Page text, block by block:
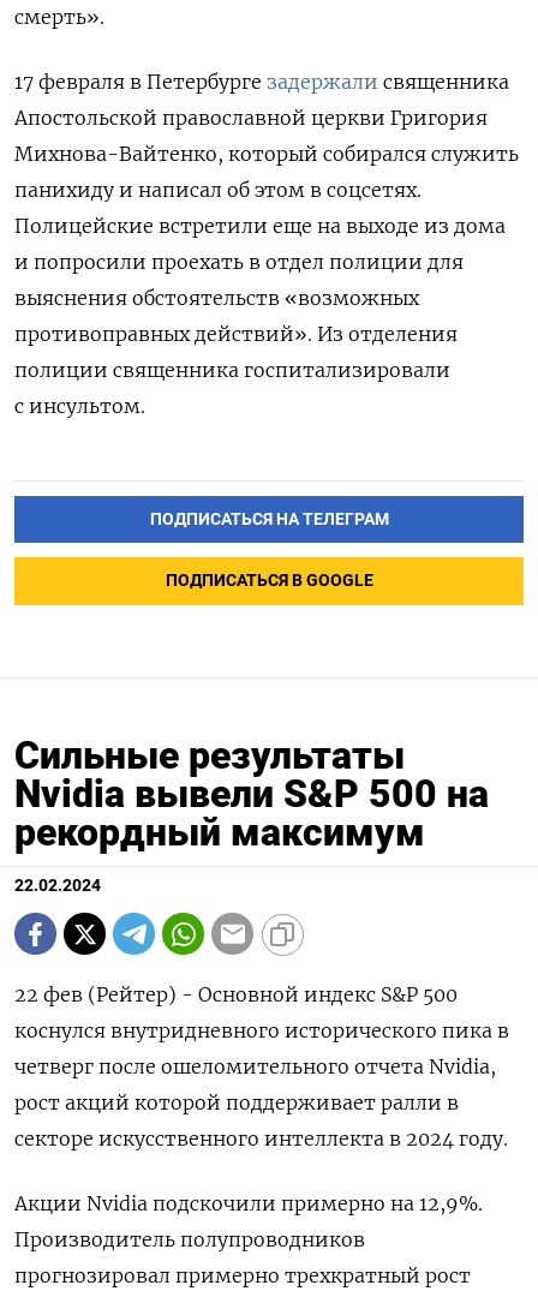
смерть».
17 февраля в Петербурге задержали священника
Апостольской православной церкви Григория
Михнова-Вайтенко, который собирался служить
панихиду и написал об этом в соцсетях.
Полицейские встретили еще на выходе из дома
и попросили проехать в отдел полиции для
выяснения обстоятельств «возможных
противоправных действий». Из отделения
полиции священника госпитализировали
с инсультом.
ПОДПИСАТЬСЯ НА ТЕЛЕГРАМ
ПОДПИСАТЬСЯ В GOOGLE
Сильные результаты
Nvidia вывели S&P 500 на
рекордный максимум
22.02.2024
22 фев (Рейтер) - Основной индекс S&P 500
коснулся внутридневного исторического пика в
четверг после ошеломительного отчета Nvidia,
рост акций которой поддерживает ралли в
секторе искусственного интеллекта в 2024 году.
Акции Nvidia подскочили примерно на 12,9%.
Производитель полупроводников
прогнозировал примерно трехкратный рост